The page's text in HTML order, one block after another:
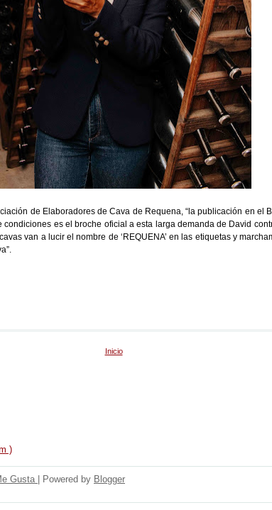
de Elaboradores de Cava de Requena, “la publicación en el
es el broche oficial a esta larga demanda de David
van a lucir el nombre de ‘REQUENA’ en las etiquetas y
Inicio
)
Gusta | Powered by Blogger